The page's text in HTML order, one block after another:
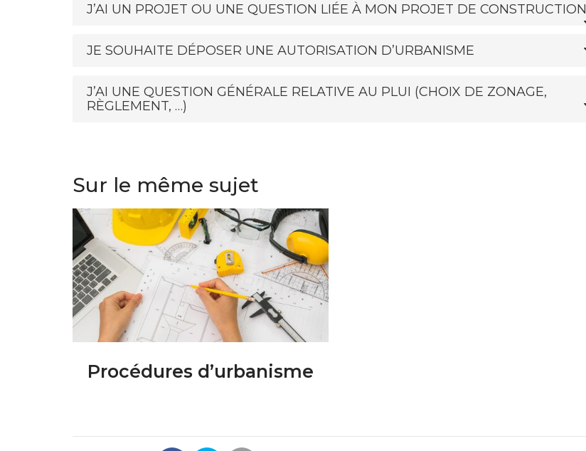
J’AI UN PROJET OU UNE QUESTION LIÉE À MON PROJET DE CONSTRUCTION
JE SOUHAITE DÉPOSER UNE AUTORISATION D’URBANISME
J’AI UNE QUESTION GÉNÉRALE RELATIVE AU PLUI (CHOIX DE ZONAGE,
RÈGLEMENT, …)
Sur le même sujet
Procédures d’urbanisme